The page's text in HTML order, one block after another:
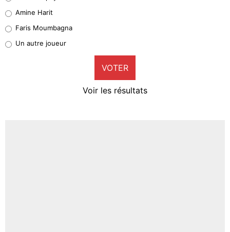
1%
9%
Amine Harit
Faris Moumbagna
Un autre joueur
VOTER
Voir les résultats